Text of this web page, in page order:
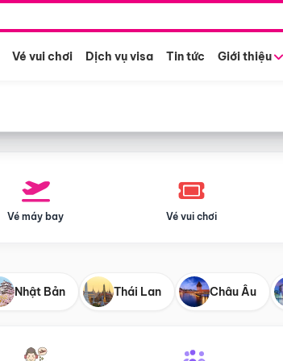
Vé vui chơi Dịch vụ visa Tin tức Giới thiệu
Vé máy bay Vé vui chơi
Nhật Bản Thái Lan Châu Âu